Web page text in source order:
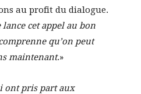
au profit du dialogue.
lance cet appel au bon
qu’on peut
maintenant.»
ont pris part aux